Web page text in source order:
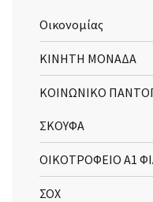
Οικονομίας
ΚΙΝΗΤΗ ΜΟΝΑΔΑ
ΚΟΙΝΩΝΙΚΟ
ΣΚΟΥΦΑ
ΟΙΚΟΤΡΟΦΕΙΟ Α1
ΣΟΧ